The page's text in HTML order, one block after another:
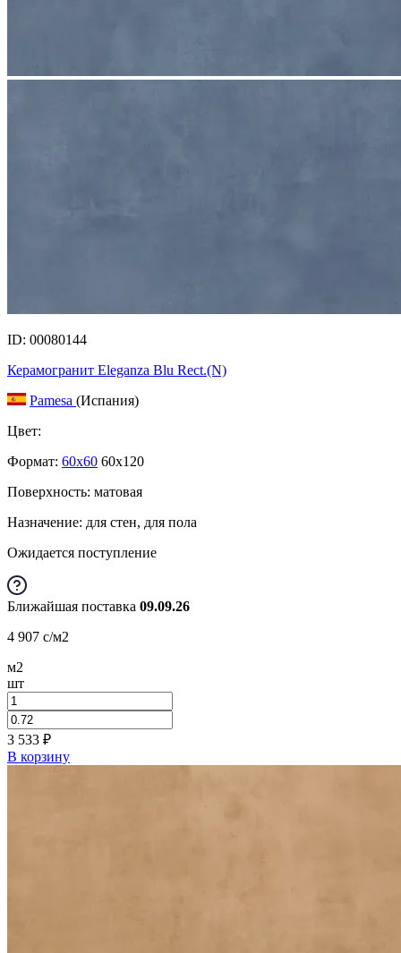
ID: 00080144
Керамогранит Eleganza Blu Rect.(N)
Pamesa (Испания)
Цвет:
Формат: 60x60 60x120
Поверхность: матовая
Назначение: для стен, для пола
Ожидается поступление
Ближайшая поставка 09.09.26
4 907 c/м2
м2
шт
3 533 ₽
В корзину